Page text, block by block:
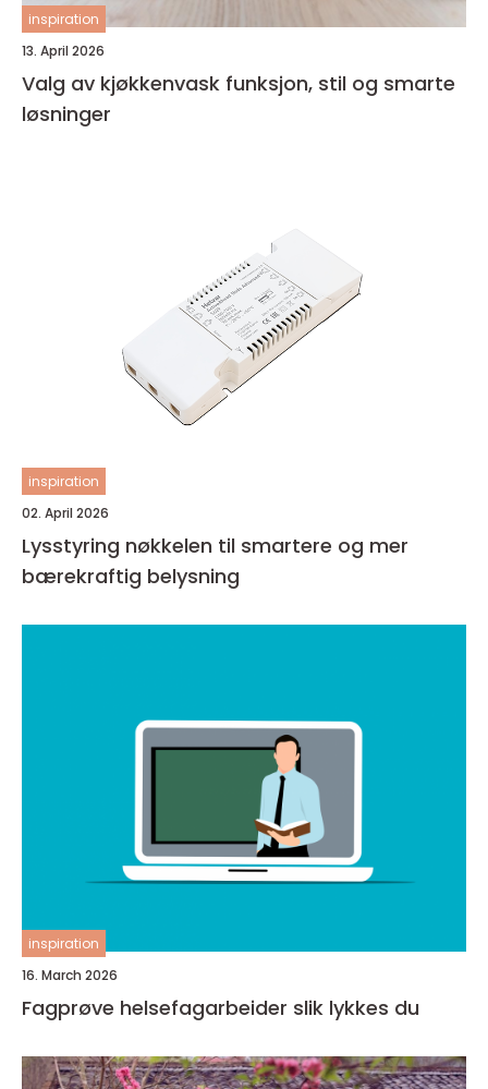
inspiration
13. April 2026
Valg av kjøkkenvask funksjon, stil og smarte
løsninger
inspiration
02. April 2026
Lysstyring nøkkelen til smartere og mer
bærekraftig belysning
inspiration
16. March 2026
Fagprøve helsefagarbeider slik lykkes du